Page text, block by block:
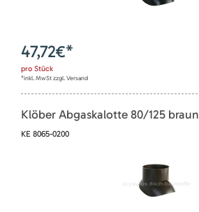
47,72€*
pro Stück
*inkl. MwSt zzgl. Versand
Klöber Abgaskalotte 80/125 braun
KE 8065-0200